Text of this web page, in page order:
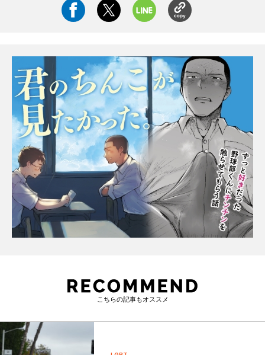
こちらの記事もオススメ